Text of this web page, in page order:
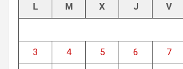
L M X J V
3 4 5 6 7